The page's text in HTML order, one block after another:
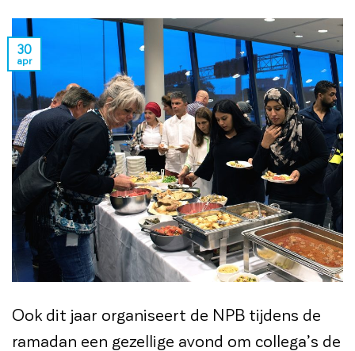
30
apr
Ook dit jaar organiseert de NPB tijdens de
ramadan een gezellige avond om collega’s de